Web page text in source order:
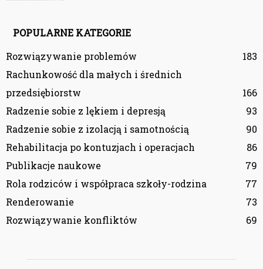
POPULARNE KATEGORIE
Rozwiązywanie problemów
183
Rachunkowość dla małych i średnich
przedsiębiorstw
166
Radzenie sobie z lękiem i depresją
93
Radzenie sobie z izolacją i samotnością
90
Rehabilitacja po kontuzjach i operacjach
86
Publikacje naukowe
79
Rola rodziców i współpraca szkoły-rodzina
77
Renderowanie
73
Rozwiązywanie konfliktów
69